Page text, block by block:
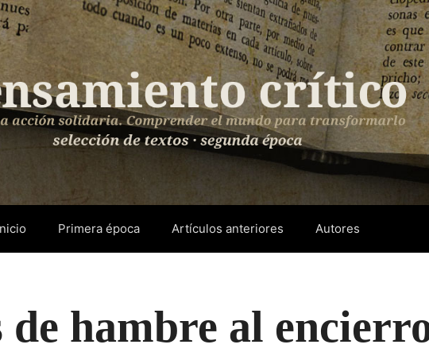
Primera época Artículos anteriores Autores
de hambre al